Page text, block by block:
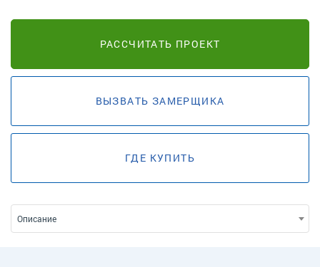
РАССЧИТАТЬ ПРОЕКТ
ВЫЗВАТЬ ЗАМЕРЩИКА
ГДЕ КУПИТЬ
Описание